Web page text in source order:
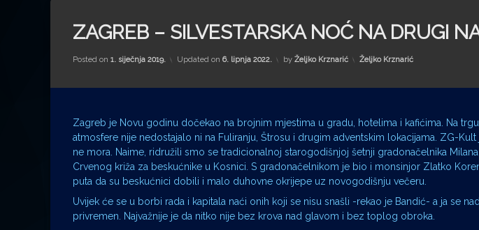
ZAGREB – SILVESTARSKA NOĆ NA DRUGI
Posted on 1. siječnja 2019. Updated on 6. lipnja 2022. by Željko Krznarić Kategorije:
Željko Krznarić
Zagreb je Novu godinu dočekao na brojnim mjestima u gradu, hotelima i kafićima. Na
atmosfere nije nedostajalo ni na Fuliranju, Štrosu i drugim adventskim lokacijama. ZG-
ne mora. Naime, ridružili smo se tradicionalnoj starogodišnjoj šetnji gradonačelnika
Crvenog križa za beskućnike u Kosnici. S gradonačelnikom je bio i monsinjor Zlatko
puta da su beskućnici dobili i malo duhovne okrijepe uz novogodišnju večeru.
Uvijek će se u borbi rada i kapitala naći onih koji se nisu snašli -rekao je Bandić- a ja se
privremen. Najvažnije je da nitko nije bez krova nad glavom i bez toplog obroka.